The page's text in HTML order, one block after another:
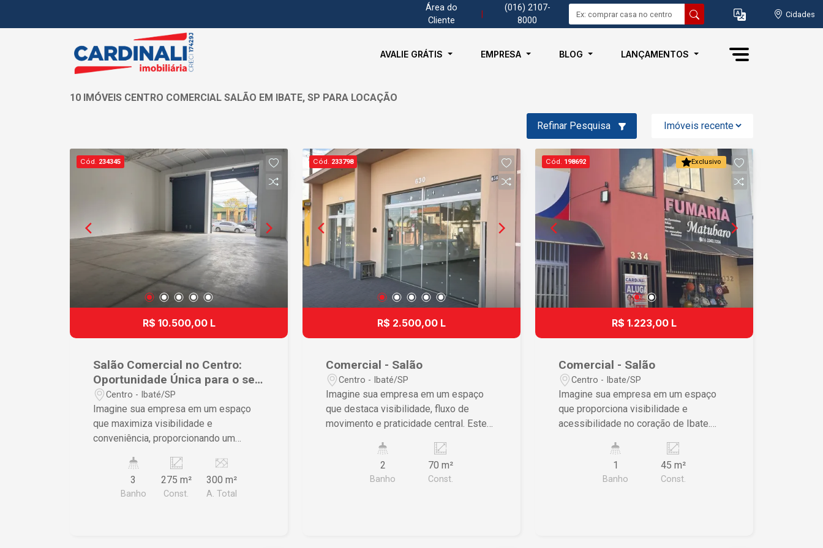
Área do
Cliente
(016) 2107-
8000
Cidades
AVALIE GRÁTIS EMPRESA BLOG LANÇAMENTOS
10 IMÓVEIS CENTRO COMERCIAL SALÃO EM IBATE, SP PARA LOCAÇÃO
Refinar Pesquisa
Cód. 234345
R$ 10.500,00 L
Salão Comercial no Centro:
Oportunidade Única para o seu
Negócio!
Centro - Ibaté/SP
Imagine sua empresa em um espaço
que maximiza visibilidade e
conveniência, proporcionando um
imóvel comercial é a solução ideal para
quem busca uma localização
estratégica no centro da cidade de
3
Banho
275 m²
Const.
300 m²
A. Total
Cód. 233798
R$ 2.500,00 L
Comercial - Salão
Centro - Ibaté/SP
Imagine sua empresa em um espaço
que destaca visibilidade, fluxo de
movimento e praticidade central. Este
escolha estratégica para quem deseja
prosperar em um ambiente altamente
competitivo. Características do Imóvel •
2
Banho
70 m²
Const.
Exclusivo
Cód. 198692
R$ 1.223,00 L
Comercial - Salão
Centro - Ibate/SP
Imagine sua empresa em um espaço
que proporciona visibilidade e
acessibilidade no coração de Ibate.
perfeita para quem busca expandir ou
estabelecer sua presença empresarial
em uma localização estratégica.
1
Banho
45 m²
Const.